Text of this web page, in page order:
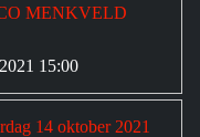
MENKVELD
15:00
14 oktober 2021